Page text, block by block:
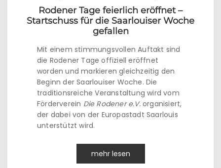
Rodener Tage feierlich eröffnet –
Startschuss für die Saarlouiser Woche
gefallen
Mit einem stimmungsvollen Auftakt sind
die Rodener Tage offiziell eröffnet
worden und markieren gleichzeitig den
Beginn der Saarlouiser Woche. Die
traditionsreiche Veranstaltung wird vom
Förderverein Die Rodener e.V.organisiert,
der dabei von der Europastadt Saarlouis
unterstützt wird.
mehr lesen